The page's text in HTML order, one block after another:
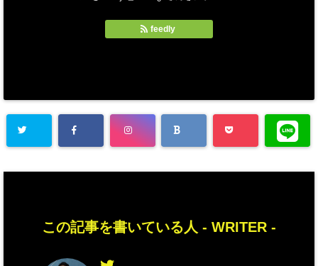
feedly
この記事を書いている人 - WRITER -